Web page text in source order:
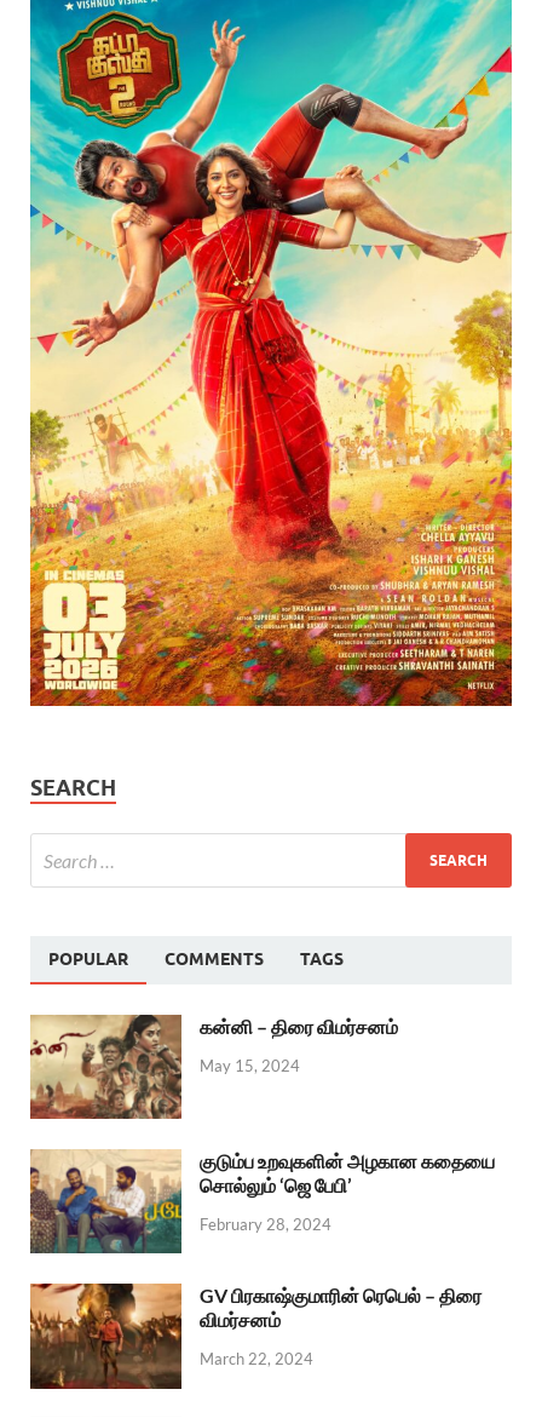
SEARCH
POPULAR COMMENTS TAGS
கன்னி – திரை விமர்சனம்
May 15, 2024
குடும்ப உறவுகளின் அழகான கதையை
சொல்லும் ‘ஜெ பேபி’
February 28, 2024
GV பிரகாஷ்குமாரின் ரெபெல் – திரை
விமர்சனம்
March 22, 2024